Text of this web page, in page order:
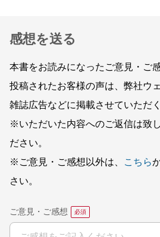
感想を送る
本書をお読みになったご意見・ご
投稿されたお客様の声は、弊社ウ
雑誌広告などに掲載させていただ
※いただいた内容へのご返信は致
ださい。
※ご意見・ご感想以外は、
こちら
さい。
ご意見・ご感想